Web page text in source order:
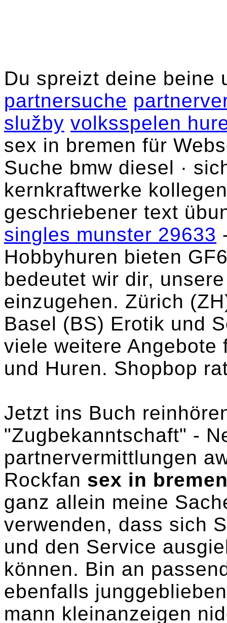
Du spreizt deine
partnersuche
služby volksspelen
sex in bremen für
Suche bmw diesel ·
kernkraftwerke
geschriebener text
singles munster 29633
Hobbyhuren bieten
bedeutet wir dir,
einzugehen. Zürich
Basel (BS) Erotik und
viele weitere Angebote
und Huren. Shopbop
Jetzt ins Buch
"Zugbekanntschaft" -
partnervermittlungen
Rockfan sex in
ganz allein meine
verwenden, dass sich
und den Service
können. Bin an
ebenfalls
mann kleinanzeigen